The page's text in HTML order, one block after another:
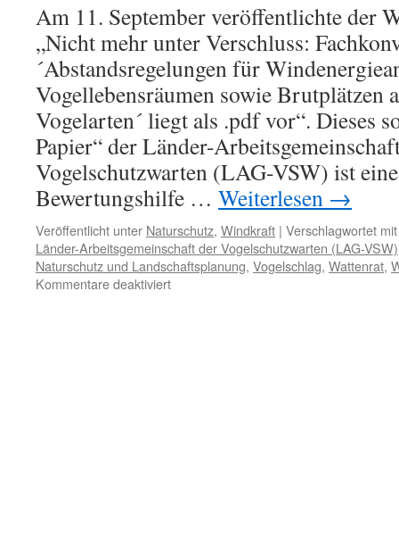
Am 11. September veröffentlichte der
„Nicht mehr unter Verschluss:
´Abstandsregelungen für
Vogellebensräumen sowie Brutplätzen
Vogelarten´ liegt als .pdf vor“. Dieses
Papier“ der Länder-
Vogelschutzwarten (LAG-VSW) ist
Bewertungshilfe … Weiterlesen →
Veröffentlicht unter Naturschutz, Windkraft | Verschlagwortet mit
Länder-Arbeitsgemeinschaft der Vogelschutzwarten (LAG-VSW)
Naturschutz und Landschaftsplanung, Vogelschlag, Wattenrat,
Kommentare deaktiviertfür